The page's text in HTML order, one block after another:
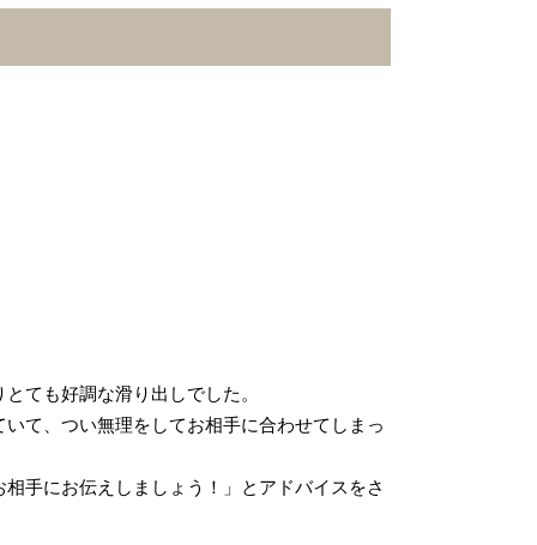
ても好調な滑り出しでした。
て、つい無理をしてお相手に合わせてしまっ
手にお伝えしましょう！」とアドバイスをさ